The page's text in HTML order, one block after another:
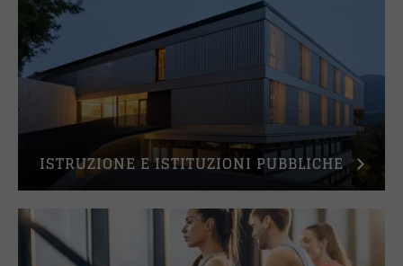
ISTRUZIONE E ISTITUZIONI PUBBLICHE